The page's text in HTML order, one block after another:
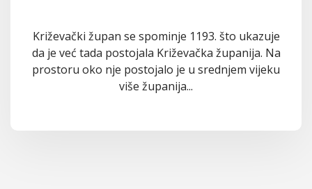
Križevački župan se spominje 1193. što ukazuje
da je već tada postojala Križevačka županija. Na
prostoru oko nje postojalo je u srednjem vijeku
više županija...